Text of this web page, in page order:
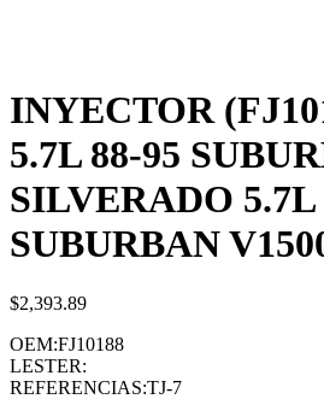
INYECTOR
5.7L 88-95
SILVERADO 5.7L
SUBURBAN
$2,393.89
OEM:FJ10188
LESTER:
REFERENCIAS:TJ-7